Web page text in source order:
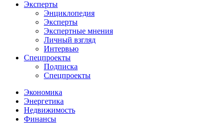
Эксперты
Энциклопедия
Эксперты
Экспертные мнения
Личный взгляд
Интервью
Спецпроекты
Подписка
Спецпроекты
Экономика
Энергетика
Недвижимость
Финансы